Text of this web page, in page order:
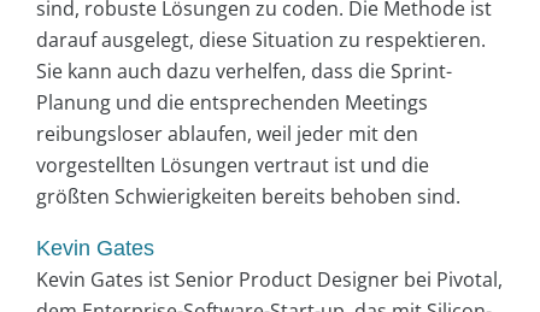
sind, robuste Lösungen zu coden. Die Methode ist
darauf ausgelegt, diese Situation zu respektieren.
Sie kann auch dazu verhelfen, dass die Sprint-
Planung und die entsprechenden Meetings
reibungsloser ablaufen, weil jeder mit den
vorgestellten Lösungen vertraut ist und die
größten Schwierigkeiten bereits behoben sind.
Kevin Gates
Kevin Gates ist Senior Product Designer bei Pivotal,